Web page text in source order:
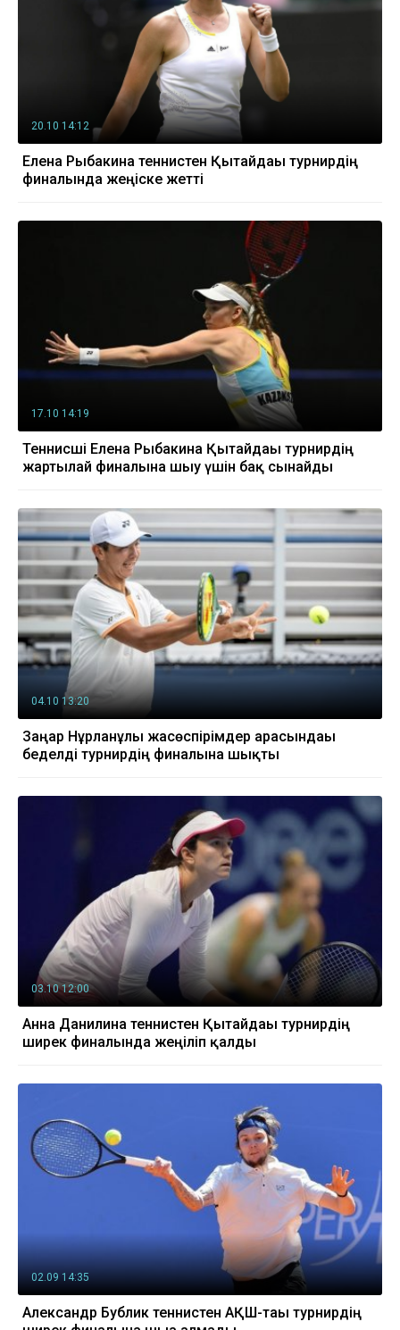
20.10 14:12
Елена Рыбакина теннистен Қытайдағы турнирдің
финалында жеңіске жетті
17.10 14:19
Теннисші Елена Рыбакина Қытайдағы турнирдің
жартылай финалына шығу үшін бақ сынайды
04.10 13:20
Заңғар Нұрланұлы жасөспірімдер арасындағы
беделді турнирдің финалына шықты
03.10 12:00
Анна Данилина теннистен Қытайдағы турнирдің
ширек финалында жеңіліп қалды
02.09 14:35
Александр Бублик теннистен АҚШ-тағы турнирдің